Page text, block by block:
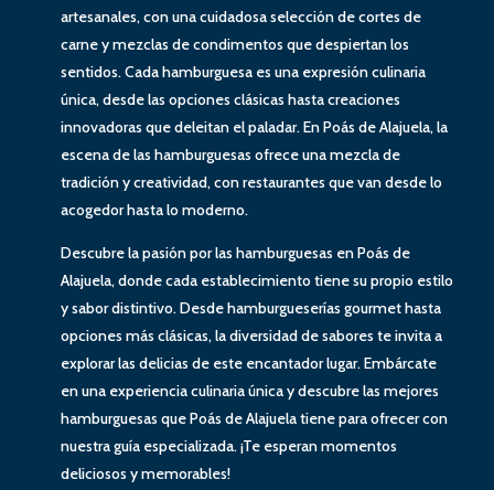
artesanales, con una cuidadosa selección de cortes de
carne y mezclas de condimentos que despiertan los
sentidos. Cada hamburguesa es una expresión culinaria
única, desde las opciones clásicas hasta creaciones
innovadoras que deleitan el paladar. En Poás de Alajuela, la
escena de las hamburguesas ofrece una mezcla de
tradición y creatividad, con restaurantes que van desde lo
acogedor hasta lo moderno.
Descubre la pasión por las hamburguesas en Poás de
Alajuela, donde cada establecimiento tiene su propio estilo
y sabor distintivo. Desde hamburgueserías gourmet hasta
opciones más clásicas, la diversidad de sabores te invita a
explorar las delicias de este encantador lugar. Embárcate
en una experiencia culinaria única y descubre las mejores
hamburguesas que Poás de Alajuela tiene para ofrecer con
nuestra guía especializada. ¡Te esperan momentos
deliciosos y memorables!